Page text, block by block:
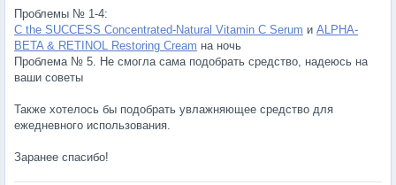
Проблемы № 1-4:
C the SUCCESS Concentrated-Natural Vitamin C Serum и ALPHA-
BETA & RETINOL Restoring Cream на ночь
Проблема № 5. Не смогла сама подобрать средство, надеюсь на
ваши советы
Также хотелось бы подобрать увлажняющее средство для
ежедневного использования.
Заранее спасибо!